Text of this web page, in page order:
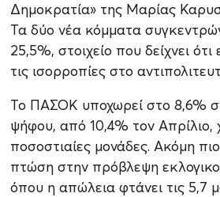
Δημοκρατία» της Μαρίας
Τα δύο νέα κόμματα
25,5%, στοιχείο που δείχνει
τις ισορροπίες στο
Το ΠΑΣΟΚ υποχωρεί στο 8,6%
ψήφου, από 10,4% τον Απρίλιο,
ποσοστιαίες μονάδες. Ακόμη
πτώση στην πρόβλεψη
όπου η απώλεια φτάνει τις 5,7